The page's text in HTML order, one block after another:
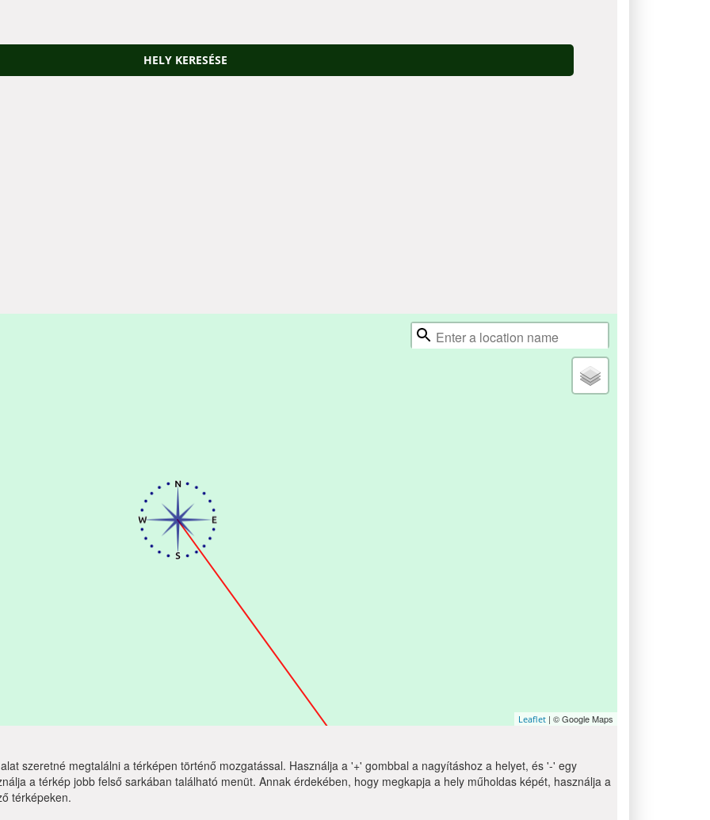
HELY KERESÉSE
Leaflet | © Google Maps
szeretné megtalálni a térképen történő mozgatással. Használja a '+' gombbal a nagyításhoz a helyet, és '-' egy
a térkép jobb felső sarkában található menüt. Annak érdekében, hogy megkapja a hely műholdas képét, használja a
térképeken.